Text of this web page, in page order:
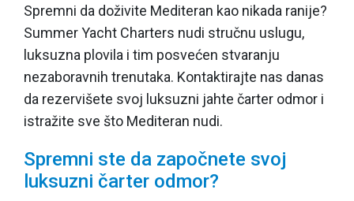
Spremni da doživite Mediteran kao nikada ranije?
Summer Yacht Charters nudi stručnu uslugu,
luksuzna plovila i tim posvećen stvaranju
nezaboravnih trenutaka. Kontaktirajte nas danas
da rezervišete svoj luksuzni jahte čarter odmor i
istražite sve što Mediteran nudi.
Spremni ste da započnete svoj
luksuzni čarter odmor?